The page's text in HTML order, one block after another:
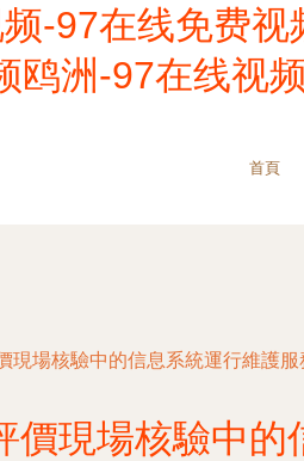
-97在线免费
洲-97在线视
首頁
現場核驗中的信息系統運行維護
價現場核驗中